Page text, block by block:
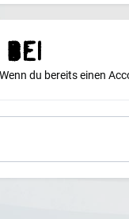
du bereits einen